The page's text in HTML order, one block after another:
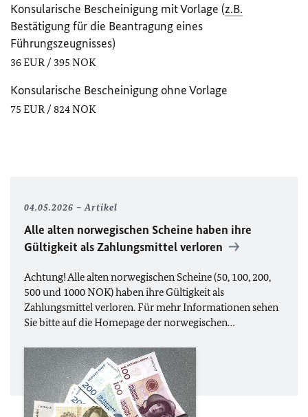
Konsularische Bescheinigung mit Vorlage (z.B.
Bestätigung für die Beantragung eines
Führungszeugnisses)
36 EUR / 395 NOK
Konsularische Bescheinigung ohne Vorlage
75 EUR / 824 NOK
04.05.2026 Artikel
Alle alten norwegischen Scheine haben ihre
Gültigkeit als Zahlungsmittel verloren
Achtung! Alle alten norwegischen Scheine (50, 100, 200,
500 und 1000 NOK) haben ihre Gültigkeit als
Zahlungsmittel verloren. Für mehr Informationen sehen
Sie bitte auf die Homepage der norwegischen…